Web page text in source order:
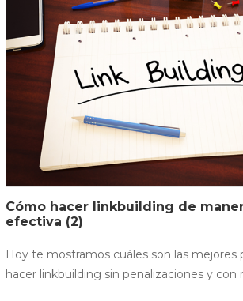
Cómo hacer linkbuilding de
efectiva (2)
Hoy te mostramos cuáles son las mejores
hacer linkbuilding sin penalizaciones y con